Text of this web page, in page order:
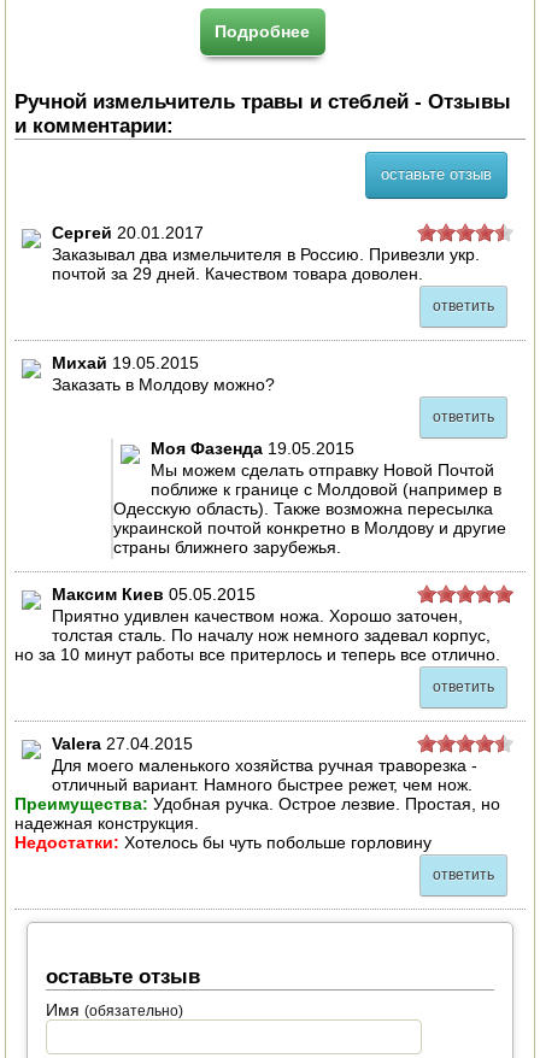
Подробнее
Ручной измельчитель травы и стеблей - Отзывы
и комментарии:
оставьте отзыв
Сергей 20.01.2017
Заказывал два измельчителя в Россию. Привезли укр.
почтой за 29 дней. Качеством товара доволен.
ответить
Михай 19.05.2015
Заказать в Молдову можно?
ответить
Моя Фазенда 19.05.2015
Мы можем сделать отправку Новой Почтой
поближе к границе с Молдовой (например в
Одесскую область). Также возможна пересылка
украинской почтой конкретно в Молдову и другие
страны ближнего зарубежья.
Максим Киев 05.05.2015
Приятно удивлен качеством ножа. Хорошо заточен,
толстая сталь. По началу нож немного задевал корпус,
но за 10 минут работы все притерлось и теперь все отлично.
ответить
Valera 27.04.2015
Для моего маленького хозяйства ручная траворезка -
отличный вариант. Намного быстрее режет, чем нож.
Преимущества: Удобная ручка. Острое лезвие. Простая, но
надежная конструкция.
Недостатки: Хотелось бы чуть побольше горловину
ответить
оставьте отзыв
Имя(обязательно)